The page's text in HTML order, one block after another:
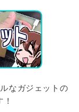
なガジェットの